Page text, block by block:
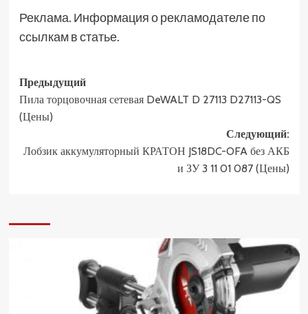
Реклама. Информация о рекламодателе по
ссылкам в статье.
Навигация
записи
Предыдущий
Пила торцовочная сетевая DeWALT D 27113 D27113-QS
(Цены)
Следующий:
Лобзик аккумуляторный КРАТОН JS18DC-OFA без АКБ
и ЗУ 3 11 01 087 (Цены)